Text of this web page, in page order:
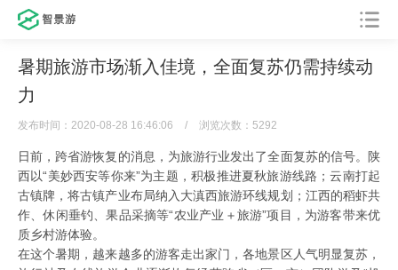
暑期旅游市场渐入佳境，全面复苏仍需持续动
力
发布时间：2020-08-28 16:46:06 / 浏览次数：5292
日前，跨省游恢复的消息，为旅游行业发出了全面复苏的信号。陕
西以“美妙西安等你来”为主题，积极推进夏秋旅游线路；云南打起
古镇牌，将古镇产业布局纳入大滇西旅游环线规划；江西的稻虾共
作、休闲垂钓、果品采摘等“农业产业＋旅游”项目，为游客带来优
质乡村游体验。
在这个暑期，越来越多的游客走出家门，各地景区人气明显复苏，